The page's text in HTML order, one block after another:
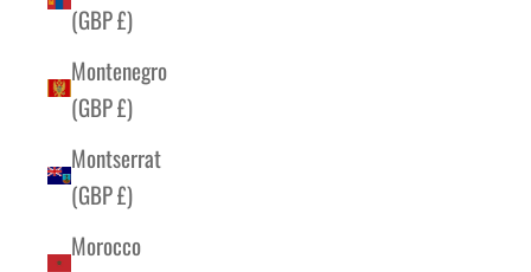
(GBP £)
Montenegro
(GBP £)
Montserrat
(GBP £)
Morocco